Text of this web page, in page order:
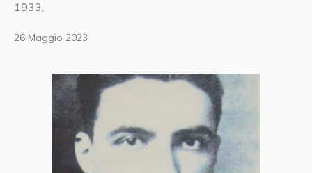
1933.
26 Maggio 2023